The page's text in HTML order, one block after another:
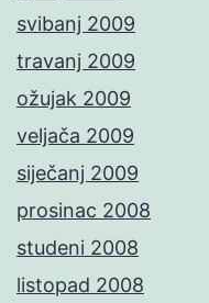
svibanj 2009
travanj 2009
ožujak 2009
veljača 2009
siječanj 2009
prosinac 2008
studeni 2008
listopad 2008